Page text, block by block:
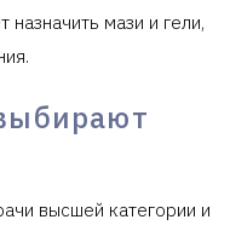
мази и гели,
высшей категории и